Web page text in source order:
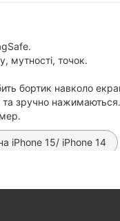
мутності, точок.
бортик навколо
та зручно нажимаються.
iPhone 15/ iPhone 14
на iPhone 15/ 14